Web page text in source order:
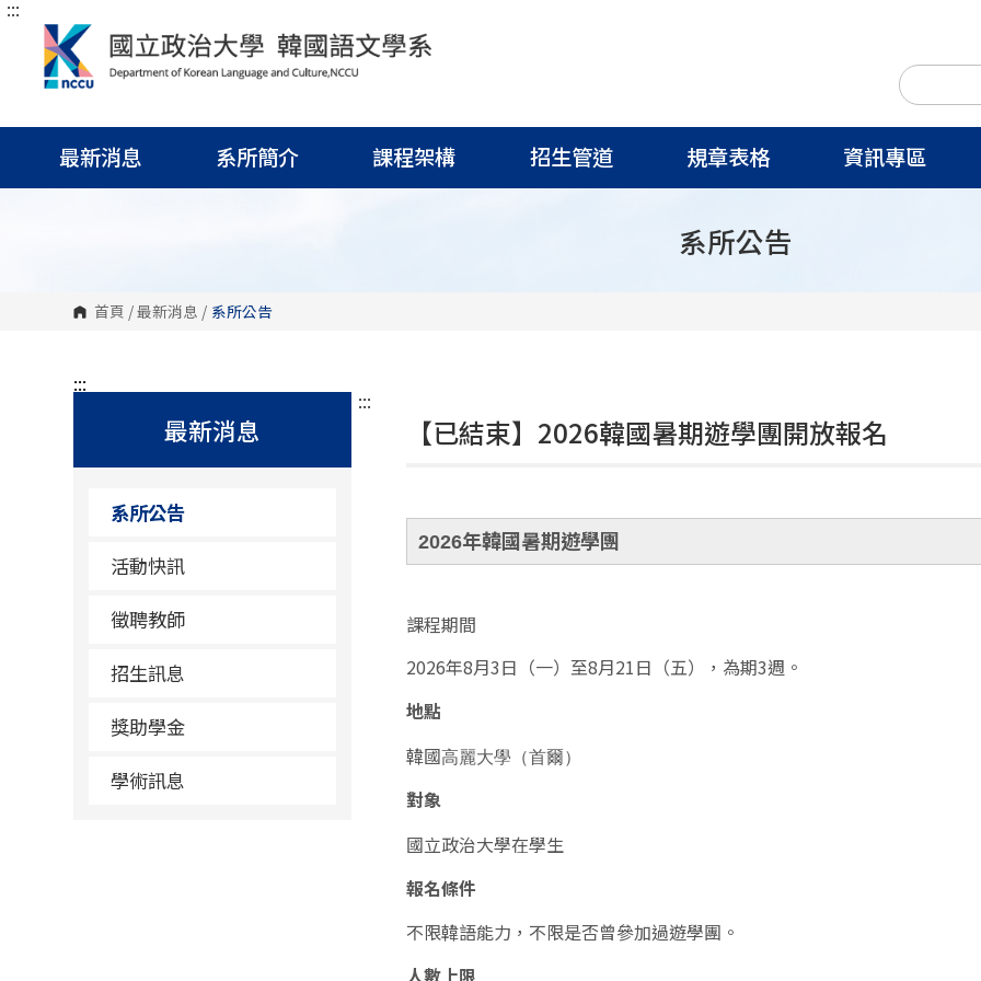
跳
塊
:::
最新消息 系所簡介 課程架構 招生管道 規章表格 資訊專區
系所公告
首頁 /最新消息 / 系所公告
:::
最新消息
系所公告
活動快訊
徵聘教師
招生訊息
獎助學金
學術訊息
:::
【已結束】2026韓國暑期遊學團開放報名
2026年韓國暑期遊學團
課程期間
2026年8月3日（一）至8月21日（五）， 為期3週。
地點
韓國高麗大學（首爾）
對象
國立政治大學在學生
報名條件
不限韓語能力，不限是否曾參加過遊學團。
人數上限